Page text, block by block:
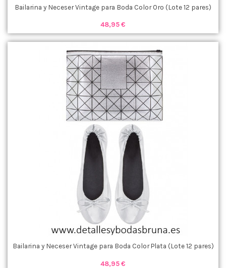
Bailarina y Neceser Vintage para Boda Color Oro (Lote 12 pares)
48,95 €
Bailarina y Neceser Vintage para Boda Color Plata (Lote 12 pares)
48,95 €